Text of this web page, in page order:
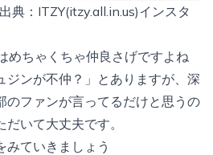
典： ITZY(itzy.all.in.us)インスタ
めちゃくちゃ仲良さげですよね
ジンが不仲？」とありますが、深
のファンが言ってるだけと思うの
いて大丈夫です。
みていきましょう